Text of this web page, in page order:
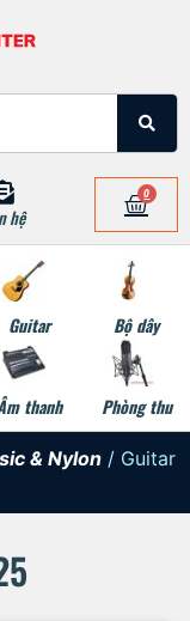
hệ
0
Guitar Bộ dây
thanh Phòng thu
& Nylon / Guitar